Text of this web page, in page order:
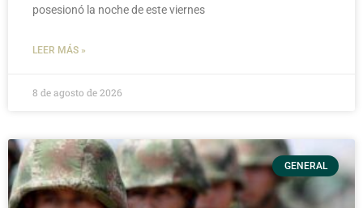
posesionó la noche de este viernes
LEER MÁS »
8 de agosto de 2026
GENERAL